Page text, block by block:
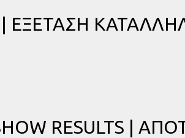
| ΕΞΕΤΑΣΗ
RESULTS |